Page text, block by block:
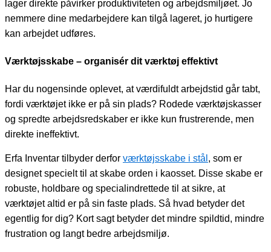
lager direkte påvirker produktiviteten og arbejdsmiljøet. Jo
nemmere dine medarbejdere kan tilgå lageret, jo hurtigere
kan arbejdet udføres.
Værktøjsskabe – organisér dit værktøj effektivt
Har du nogensinde oplevet, at værdifuldt arbejdstid går tabt,
fordi værktøjet ikke er på sin plads? Rodede værktøjskasser
og spredte arbejdsredskaber er ikke kun frustrerende, men
direkte ineffektivt.
Erfa Inventar tilbyder derfor værktøjsskabe i stål , som er
designet specielt til at skabe orden i kaosset. Disse skabe er
robuste, holdbare og specialindrettede til at sikre, at
værktøjet altid er på sin faste plads. Så hvad betyder det
egentlig for dig? Kort sagt betyder det mindre spildtid, mindre
frustration og langt bedre arbejdsmiljø.